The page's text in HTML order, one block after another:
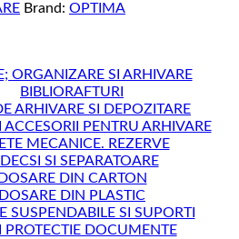
Brand: OPTIMA
ORGANIZARE SI ARHIVARE
BIBLIORAFTURI
ARHIVARE SI DEPOZITARE
ACCESORII PENTRU ARHIVARE
MECANICE. REZERVE
SI SEPARATOARE
DOSARE DIN CARTON
DOSARE DIN PLASTIC
SUSPENDABILE SI SUPORTI
PROTECTIE DOCUMENTE